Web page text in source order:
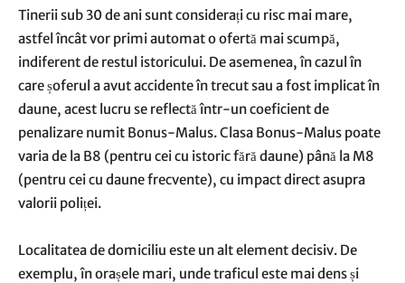
Tinerii sub 30 de ani sunt considerați cu risc mai mare,
astfel încât vor primi automat o ofertă mai scumpă,
indiferent de restul istoricului. De asemenea, în cazul în
care șoferul a avut accidente în trecut sau a fost implicat în
daune, acest lucru se reflectă într-un coeficient de
penalizare numit Bonus-Malus. Clasa Bonus-Malus poate
varia de la B8 (pentru cei cu istoric fără daune) până la M8
(pentru cei cu daune frecvente), cu impact direct asupra
valorii poliței.
Localitatea de domiciliu este un alt element decisiv. De
exemplu, în orașele mari, unde traficul este mai dens și